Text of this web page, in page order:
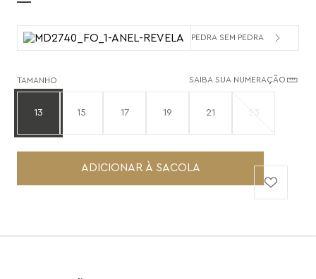
PEDRA SEM PEDRA
SAIBA SUA NUMERAÇÃO
TAMANHO
13 15 17 19 21 23
ADICIONAR À SACOLA